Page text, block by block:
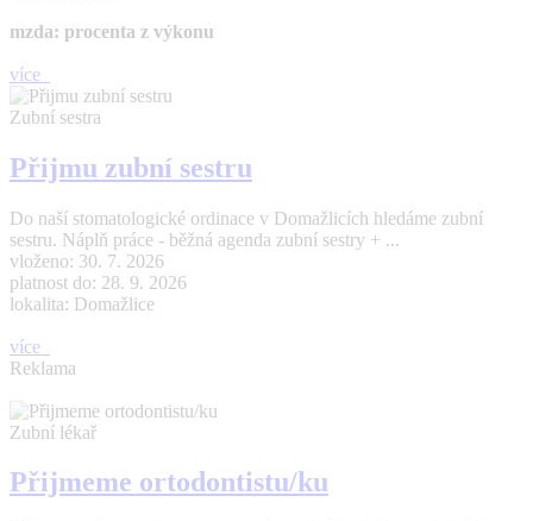
mzda: procenta z výkonu
více
Zubní sestra
Přijmu zubní sestru
Do naší stomatologické ordinace v Domažlicích hledáme zubní
sestru. Náplň práce - běžná agenda zubní sestry + ...
vloženo: 30. 7. 2026
platnost do: 28. 9. 2026
lokalita: Domažlice
více
Reklama
Zubní lékař
Přijmeme ortodontistu/ku